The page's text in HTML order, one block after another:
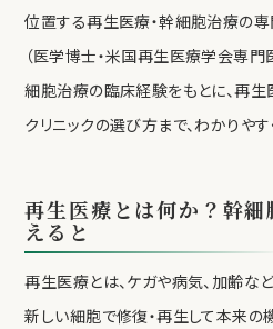
06-
対応時間
MAIL:
位置する再生医療・幹細胞治療の専
（医学博士・米国再生医療学会専
細胞治療の臨床経験をもとに、再生
クリニックの選び方まで、わかりやす
再生医療とは何か？幹
えると
再生医療とは、ケガや病気、加齢な
新しい細胞で修復・再生して本来の